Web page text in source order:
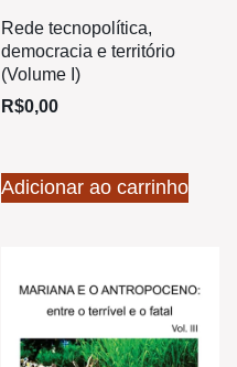
Rede tecnopolítica,
democracia e território
(Volume I)
R$0,00
Adicionar ao carrinho